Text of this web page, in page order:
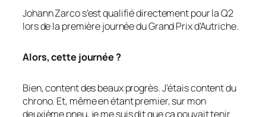
Johann Zarco s’est qualifié directement pour la Q2
lors de la première journée du Grand Prix d’Autriche.
Alors, cette journée ?
Bien, content des beaux progrès. J’étais content du
chrono. Et, même en étant premier, sur mon
deuxième pneu, je me suis dit que ça pouvait tenir